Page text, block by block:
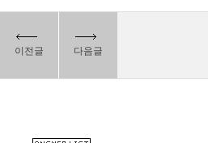
이전글 다음글